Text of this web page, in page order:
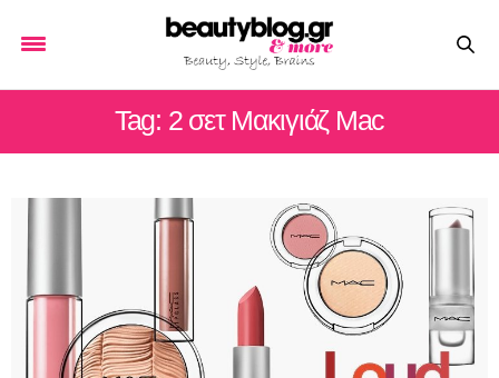
Tag: 2 σετ Μακιγιάζ Mac